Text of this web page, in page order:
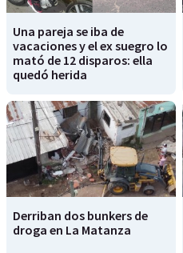
Una pareja se iba de
vacaciones y el ex suegro lo
mató de 12 disparos: ella
quedó herida
Derriban dos bunkers de
droga en La Matanza